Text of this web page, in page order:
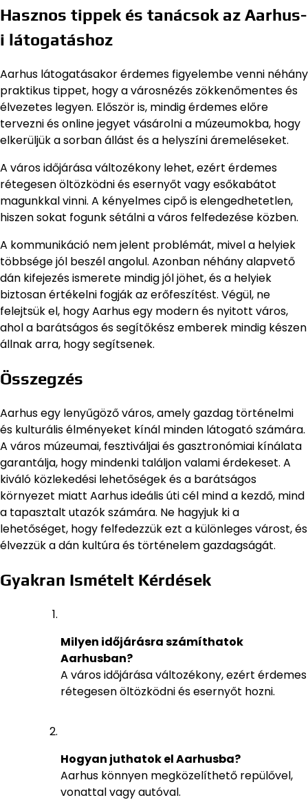
Hasznos tippek és tanácsok az Aarhus-
i látogatáshoz
Aarhus látogatásakor érdemes figyelembe venni néhány
praktikus tippet, hogy a városnézés zökkenőmentes és
élvezetes legyen. Először is, mindig érdemes előre
tervezni és online jegyet vásárolni a múzeumokba, hogy
elkerüljük a sorban állást és a helyszíni áremeléseket.
A város időjárása változékony lehet, ezért érdemes
rétegesen öltözködni és esernyőt vagy esőkabátot
magunkkal vinni. A kényelmes cipő is elengedhetetlen,
hiszen sokat fogunk sétálni a város felfedezése közben.
A kommunikáció nem jelent problémát, mivel a helyiek
többsége jól beszél angolul. Azonban néhány alapvető
dán kifejezés ismerete mindig jól jöhet, és a helyiek
biztosan értékelni fogják az erőfeszítést. Végül, ne
felejtsük el, hogy Aarhus egy modern és nyitott város,
ahol a barátságos és segítőkész emberek mindig készen
állnak arra, hogy segítsenek.
Összegzés
Aarhus egy lenyűgöző város, amely gazdag történelmi
és kulturális élményeket kínál minden látogató számára.
A város múzeumai, fesztiváljai és gasztronómiai kínálata
garantálja, hogy mindenki találjon valami érdekeset. A
kiváló közlekedési lehetőségek és a barátságos
környezet miatt Aarhus ideális úti cél mind a kezdő, mind
a tapasztalt utazók számára. Ne hagyjuk ki a
lehetőséget, hogy felfedezzük ezt a különleges várost, és
élvezzük a dán kultúra és történelem gazdagságát.
Gyakran Ismételt Kérdések
Milyen időjárásra számíthatok
Aarhusban?
A város időjárása változékony, ezért érdemes
rétegesen öltözködni és esernyőt hozni.
Hogyan juthatok el Aarhusba?
Aarhus könnyen megközelíthető repülővel,
vonattal vagy autóval.